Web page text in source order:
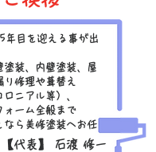
年目を迎える事が出
塗装、内壁塗装、屋
修理や葺替え
ロニアル等）、
ォーム全般まで
なら美修塗装へお任
【代表】 石渡 修一